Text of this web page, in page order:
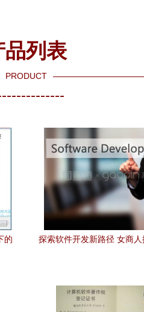
品列表
PRODUCT
的
探索软件开发新路径 女商人